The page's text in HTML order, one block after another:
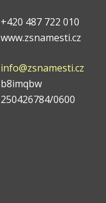
+420 487 722 010
www.zsnamesti.cz
info@zsnamesti.cz
b8imqbw
250426784/0600